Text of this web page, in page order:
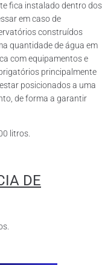
fica instalado dentro dos
em caso de
construídos
quantidade de água em
com equipamentos e
principalmente
posicionados a uma
de forma a garantir
litros.
DE